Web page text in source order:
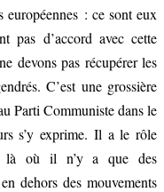
: ce sont eux
pas d’accord avec cette
devons pas récupérer les
C’est une grossière
Parti Communiste dans le
s’y exprime. Il a le rôle
là où il n’y a que des
dehors des mouvements